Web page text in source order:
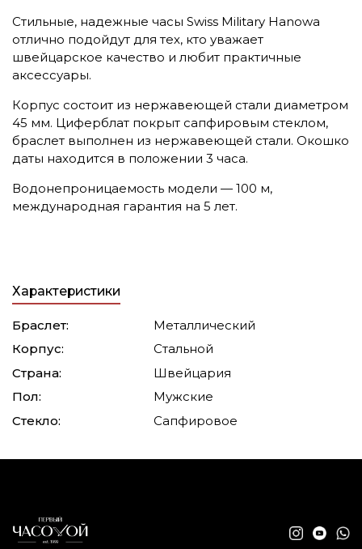
Стильные, надежные часы Swiss Military Hanowa
отлично подойдут для тех, кто уважает
швейцарское качество и любит практичные
аксессуары.
Корпус состоит из нержавеющей стали диаметром
45 мм. Циферблат покрыт сапфировым стеклом,
браслет выполнен из нержавеющей стали. Окошко
даты находится в положении 3 часа.
Водонепроницаемость модели — 100 м,
международная гарантия на 5 лет.
Характеристики
Браслет:
Металлический
Корпус:
Стальной
Страна:
Швейцария
Пол:
Мужские
Стекло:
Сапфировое